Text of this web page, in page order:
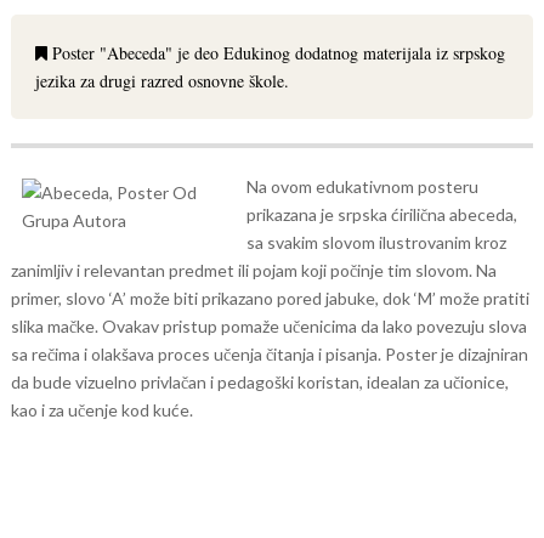
Poster "Abeceda" je deo Edukinog dodatnog materijala iz srpskog
jezika za drugi razred osnovne škole.
Na ovom edukativnom posteru
prikazana je srpska ćirilična abeceda,
sa svakim slovom ilustrovanim kroz
zanimljiv i relevantan predmet ili pojam koji počinje tim slovom. Na
primer, slovo ‘A’ može biti prikazano pored jabuke, dok ‘M’ može pratiti
slika mačke. Ovakav pristup pomaže učenicima da lako povezuju slova
sa rečima i olakšava proces učenja čitanja i pisanja. Poster je dizajniran
da bude vizuelno privlačan i pedagoški koristan, idealan za učionice,
kao i za učenje kod kuće.